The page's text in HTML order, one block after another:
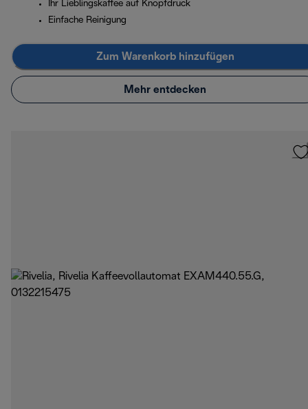
Ihr Lieblingskaffee auf Knopfdruck
Einfache Reinigung
Zum Warenkorb hinzufügen
Mehr entdecken